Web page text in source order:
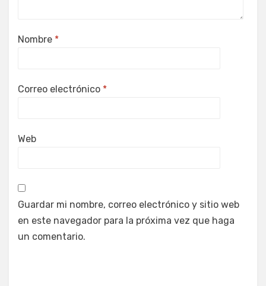
Nombre *
Correo electrónico *
Web
Guardar mi nombre, correo electrónico y sitio web
en este navegador para la próxima vez que haga
un comentario.